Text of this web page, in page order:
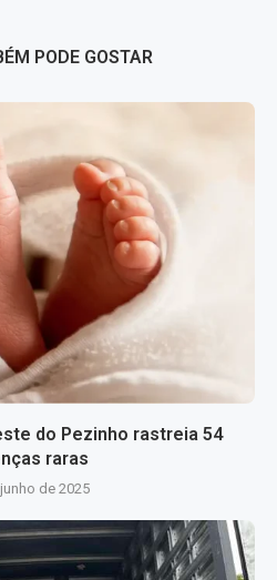
PODE GOSTAR
do Pezinho rastreia 54
raras
de 2025